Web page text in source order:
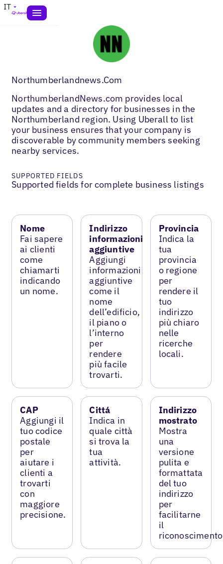
IT
Northumberlandnews.Com
NorthumberlandNews.com provides local
updates and a directory for businesses in the
Northumberland region. Using Uberall to list
your business ensures that your company is
discoverable by community members seeking
nearby services.
SUPPORTED FIELDS
Supported fields for complete business listings
Nome
Fai sapere
ai clienti
come
chiamarti
indicando
un nome.
Indirizzo
informazioni
aggiuntive
Aggiungi
informazioni
aggiuntive
come il
nome
dell’edificio,
il piano o
l’interno
per
rendere
più facile
trovarti.
Provincia
Indica la
tua
provincia
o regione
per
rendere il
tuo
indirizzo
più chiaro
nelle
ricerche
locali.
CAP
Aggiungi il
tuo codice
postale
per
aiutare i
clienti a
trovarti
con
maggiore
precisione.
Cittá
Indica in
quale città
si trova la
tua
attività.
Indirizzo
mostrato
Mostra
una
versione
pulita e
formattata
del tuo
indirizzo
per
facilitarne
il